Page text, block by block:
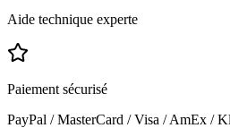
Aide technique experte
Paiement sécurisé
PayPal / MasterCard / Visa / AmEx /